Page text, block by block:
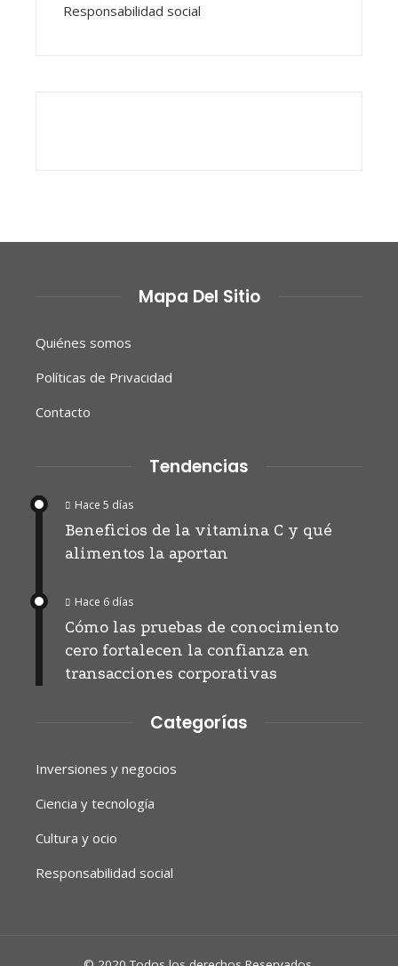
Responsabilidad social
Mapa Del Sitio
Quiénes somos
Políticas de Privacidad
Contacto
Tendencias
Hace 5 días
Beneficios de la vitamina C y qué
alimentos la aportan
Hace 6 días
Cómo las pruebas de conocimiento
cero fortalecen la confianza en
transacciones corporativas
Categorías
Inversiones y negocios
Ciencia y tecnología
Cultura y ocio
Responsabilidad social